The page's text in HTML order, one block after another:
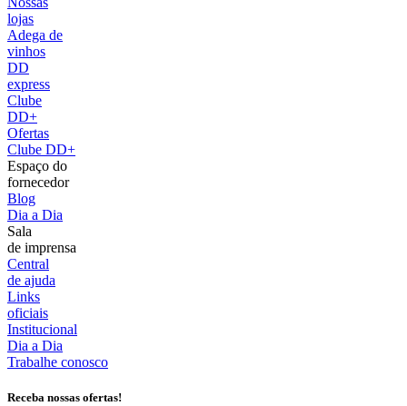
lojas
Adega de
vinhos
DD
express
Clube
DD+
Ofertas
Clube DD+
Espaço do
fornecedor
Blog
Dia a Dia
Sala
de imprensa
Central
de ajuda
Links
oficiais
Institucional
Dia a Dia
Trabalhe conosco
Receba nossas ofertas!